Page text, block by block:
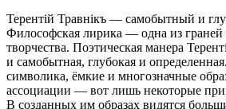
Терентiй Травнiкъ — самобытный и
Философская лирика — одна из граней
творчества. Поэтическая манера
и самобытная, глубокая и
символика, ёмкие и многозначные
ассоциации — вот лишь некоторые
В созданных им образах видятся